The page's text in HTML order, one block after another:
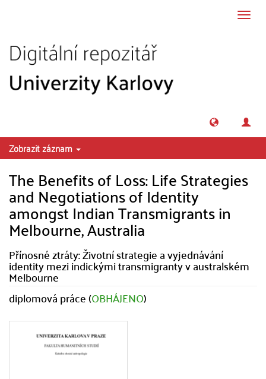
Zobrazit záznam
The Benefits of Loss: Life Strategies
and Negotiations of Identity
amongst Indian Transmigrants in
Melbourne, Australia
Přínosné ztráty: Životní strategie a vyjednávání
identity mezi indickými transmigranty v australském
Melbourne
diplomová práce (OBHÁJENO)